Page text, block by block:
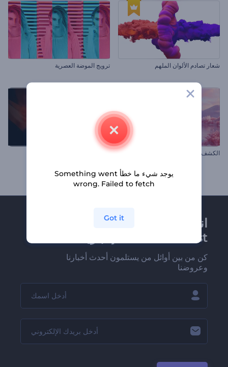
شعار تصادم الألوان الملهم ترويج الموضة العصرية
الكشف عن شعار بينك فالي الكشف عن شعار كيمياء النار
انضم إلى نشرة
Renderforest الإخبارية
كن من بين أوائل من يستلمون أحدث أخبارنا
وعروضنا
يوجد شيء ما خطأ Something went
wrong. Failed to fetch
Got it